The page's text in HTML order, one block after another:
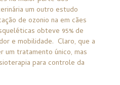
um outro estudo
de ozonio na em cães
obteve 95% de
e mobilidade. Claro, que a
um tratamento único, mas
para controle da